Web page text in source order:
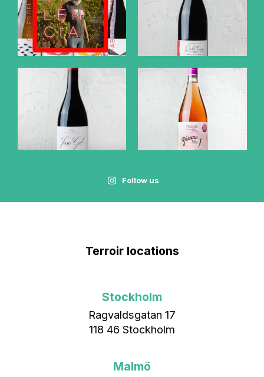
Follow us
Terroir locations
Stockholm
Ragvaldsgatan 17
118 46 Stockholm
Malmö